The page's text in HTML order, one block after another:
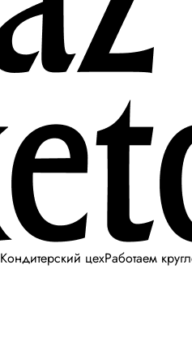
Кондитерский цехРаботаем